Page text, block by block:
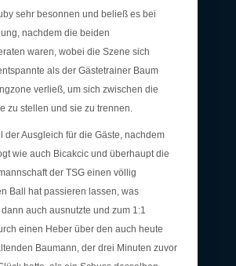
sehr besonnen und beließ es bei
nachdem die beiden
waren, wobei die Szene sich
als der Gästetrainer Baum
verließ, um sich zwischen die
zu stellen und sie zu trennen.
der Ausgleich für die Gäste, nachdem
wie auch Bicakcic und überhaupt die
der TSG einen völlig
Ball hat passieren lassen, was
auch ausnutzte und zum 1:1
einen Heber über den auch heute
Baumann, der drei Minuten zuvor